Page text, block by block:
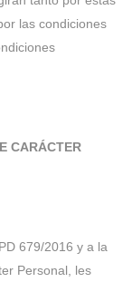
las condiciones
CARÁCTER
679/2016 y a la
Personal, les